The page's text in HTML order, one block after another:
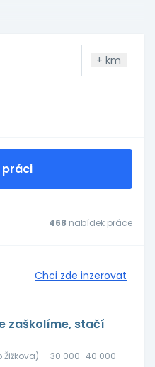
+ km
práci
468 nabídek práce
Chci zde inzerovat
zaškolíme, stačí
Žižkova) · 30 000–40 000